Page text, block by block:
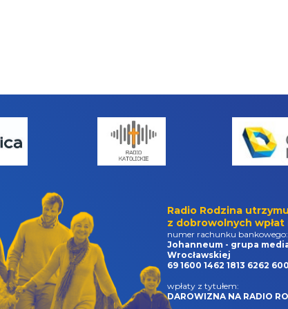
Radio Rodzina
z dobrowolnych wpłat
numer rachunku bankowego:
Johanneum - grupa
Wrocławskiej
69 1600 1462 1813 6262
wpłaty z tytułem:
DAROWIZNA NA RADIO